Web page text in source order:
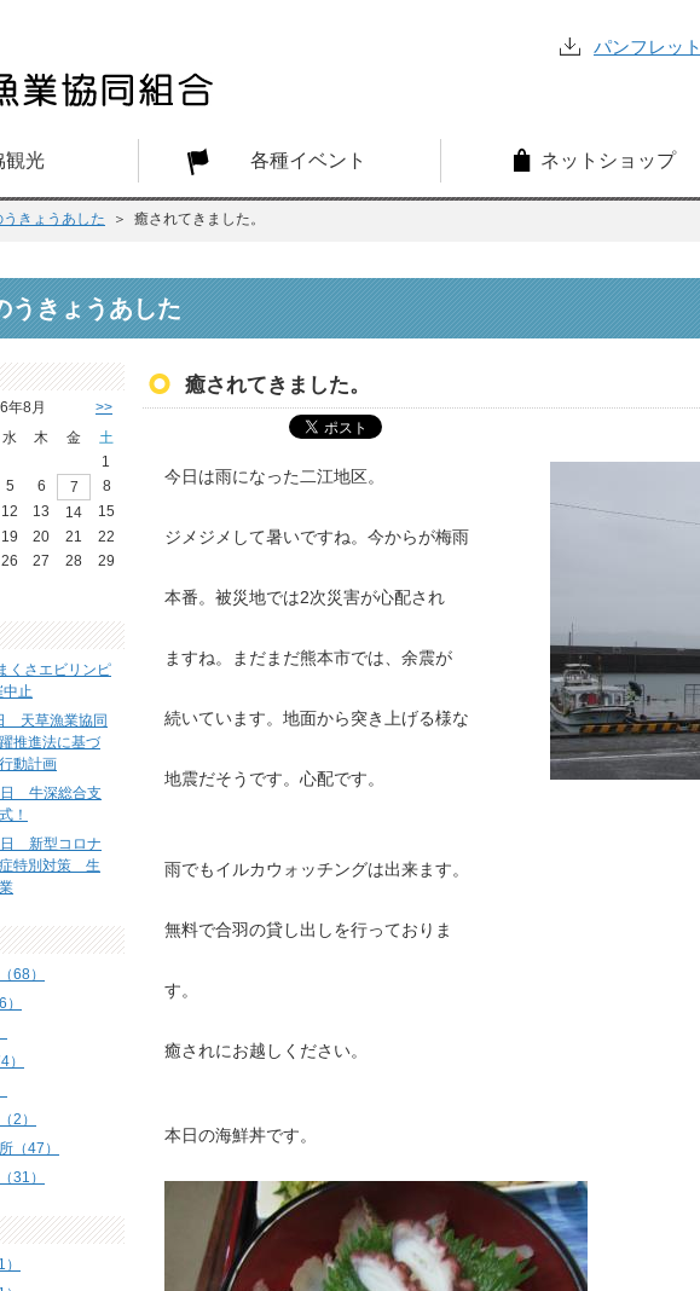
パンフレット
観光 各種イベント ネットショップ
うきょうあした ＞ 癒されてきました。
うきょうあした
年8月 >>
水 木 金
土
1
5 6 7
8
12 13 14
15
19 20 21
22
26 27 28
29
さエビリンピ
中止
天草漁業協同
推進法に基づ
動計画
牛深総合支
！
新型コロナ
特別対策 生
68）
）
2）
（47）
31）
癒されてきました。
今日は雨になった二江地区。
ジメジメして暑いですね。今からが梅雨
本番。被災地では2次災害が心配され
ますね。まだまだ熊本市では、余震が
続いています。地面から突き上げる様な
地震だそうです。心配です。
雨でもイルカウォッチングは出来ます。
無料で合羽の貸し出しを行っておりま
す。
癒されにお越しください。
本日の海鮮丼です。